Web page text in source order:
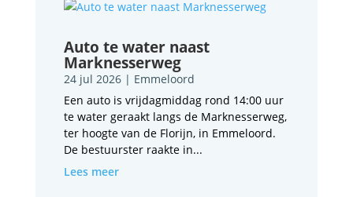
Auto te water naast
Marknesserweg
24 jul 2026| Emmeloord
Een auto is vrijdagmiddag rond 14:00 uur
te water geraakt langs de Marknesserweg,
ter hoogte van de Florijn, in Emmeloord.
De bestuurster raakte in...
Lees meer